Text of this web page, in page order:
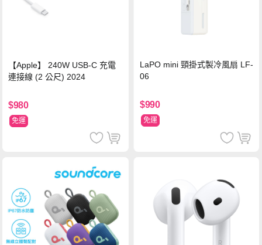
【Apple】 240W USB-C 充電
連接線 (2 公尺) 2024
$980
免運
LaPO mini 頸掛式製冷風扇 LF-
06
$990
免運